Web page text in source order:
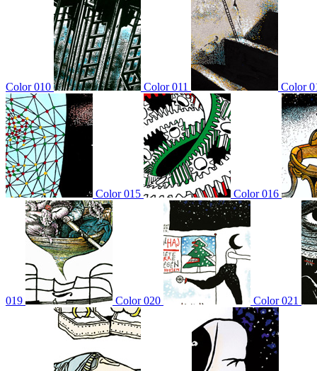
Color 010 Color 011 Color
Color 015 Color 016
019 Color 020 Color 021